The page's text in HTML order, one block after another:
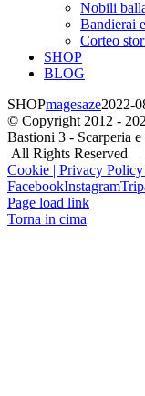
Nobili
Bandierai
Corteo
SHOP
BLOG
SHOPmagesaze2022-
© Copyright 2012 -
Bastioni 3 - Scarperia
All Rights Reserved
Cookie | Privacy Policy
FacebookInstagram
Page load link
Torna in cima